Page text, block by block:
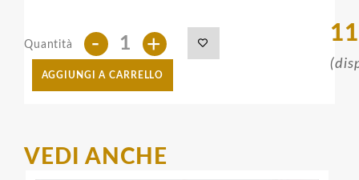
Quantità - +
AGGIUNGI A CARRELLO
VEDI ANCHE